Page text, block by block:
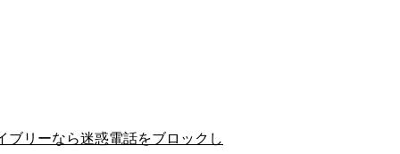
ブリーなら迷惑電話をブロックし